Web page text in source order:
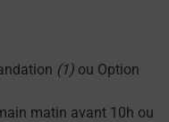
(1) ou Option
matin avant 10h ou